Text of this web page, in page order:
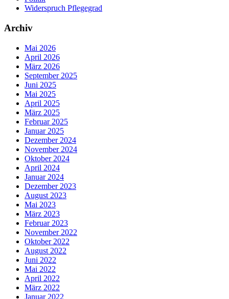
Widerspruch Pflegegrad
Archiv
Mai 2026
April 2026
März 2026
September 2025
Juni 2025
Mai 2025
April 2025
März 2025
Februar 2025
Januar 2025
Dezember 2024
November 2024
Oktober 2024
April 2024
Januar 2024
Dezember 2023
August 2023
Mai 2023
März 2023
Februar 2023
November 2022
Oktober 2022
August 2022
Juni 2022
Mai 2022
April 2022
März 2022
Januar 2022